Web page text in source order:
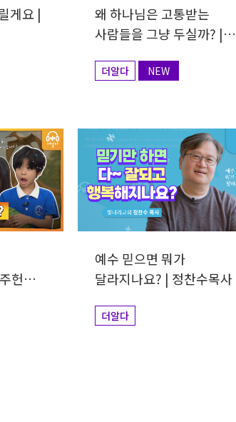
게요 |
왜 하나님은 고통받는
사람들을 그냥 두실까? |
더알다 NEW
헌
예수 믿으면 뭐가
달라지나요? | 정찬수목사
더알다